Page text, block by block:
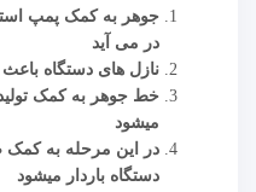
جوهر به کمک پمپ
در می آید
نازل های دستگاه
خط جوهر به کمک
میشود
در این مرحله به کمک
دستگاه باردار میشود